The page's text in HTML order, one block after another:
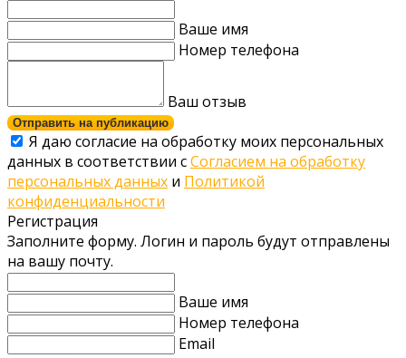
Ваше имя
Номер телефона
Ваш отзыв
Отправить на публикацию
Я даю согласие на обработку моих персональных
данных в соответствии сСогласием на обработку
персональных данных и Политикой
конфиденциальности
Регистрация
Заполните форму. Логин и пароль будут отправлены
на вашу почту.
Ваше имя
Номер телефона
Email